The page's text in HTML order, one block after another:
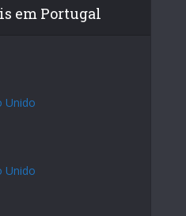
em Portugal
Unido
Unido